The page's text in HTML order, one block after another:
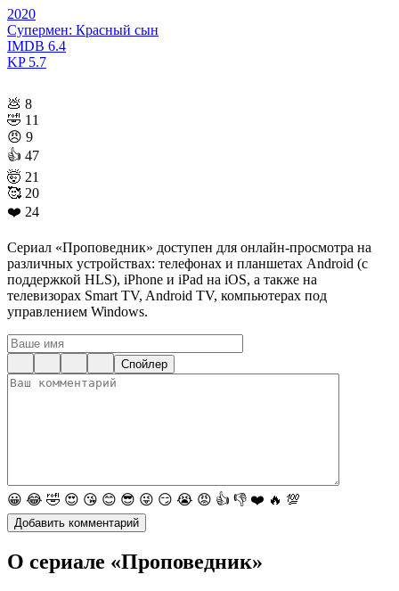
2020
Супермен: Красный сын
IMDB 6.4
KP5.7
💩 8
🤣 11
😠 9
👍 47
🤯 21
🥰 20
❤️ 24
Сериал «Проповедник» доступен для онлайн-просмотра на
различных устройствах: телефонах и планшетах Android (с
поддержкой HLS), iPhone и iPad на iOS, а также на
телевизорах Smart TV, Android TV, компьютерах под
управлением Windows.
Спойлер
😀 😂 🤣 😍 😘 😊 😎 😜 😏 😭 😡 👍 👎 ❤️ 🔥 💯
О сериале «Проповедник»